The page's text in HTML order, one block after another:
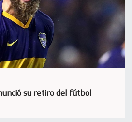
su retiro del fútbol